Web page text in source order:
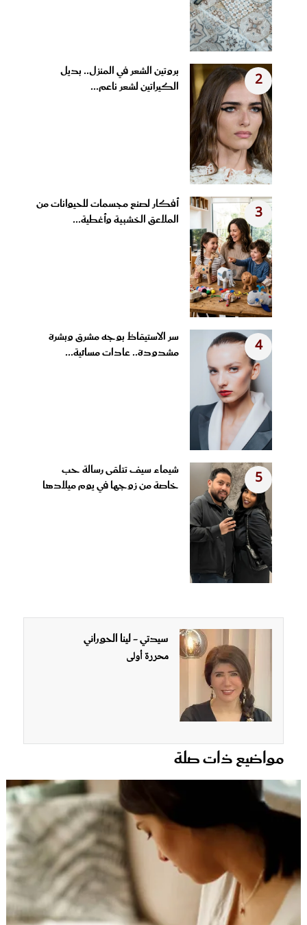
2
بروتين الشعر في المنزل.. بديل
الكيراتين لشعر ناعم...
3
أفكار لصنع مجسمات للحيوانات من
الملاعق الخشبية وأغطية...
4
سر الاستيقاظ بوجه مشرق وبشرة
مشدودة.. عادات مسائية...
5
شيماء سيف تتلقى رسالة حب
خاصة من زوجها في يوم ميلادها
سيدتي - لينا الحوراني
محررة أولى
مواضيع ذات صلة